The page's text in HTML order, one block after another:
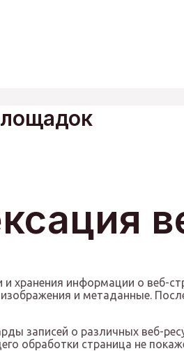
хранения информации о веб-
и метаданные.
записей о различных веб-
обработки страница не